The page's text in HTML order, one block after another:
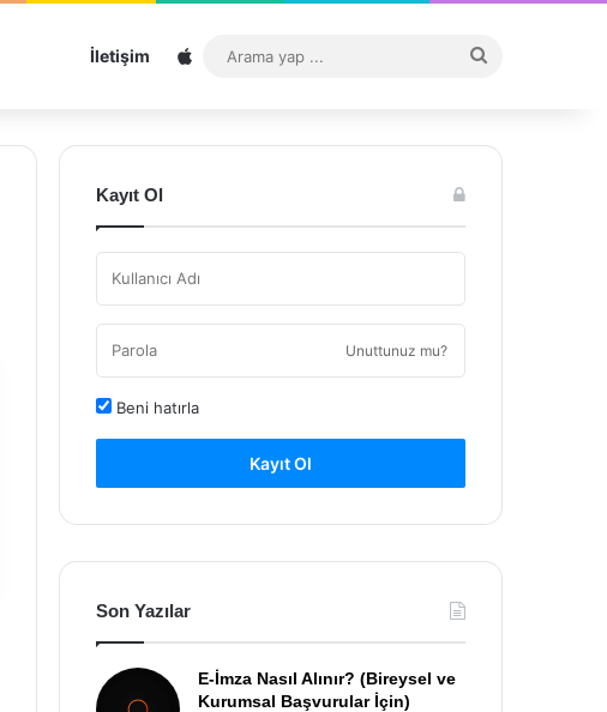
İletişim Sitemap
...
Kayıt Ol
Unuttunuz mu?
Beni hatırla
Kayıt Ol
Son Yazılar
E-İmza Nasıl Alınır? (Bireysel ve
Kurumsal Başvurular İçin)